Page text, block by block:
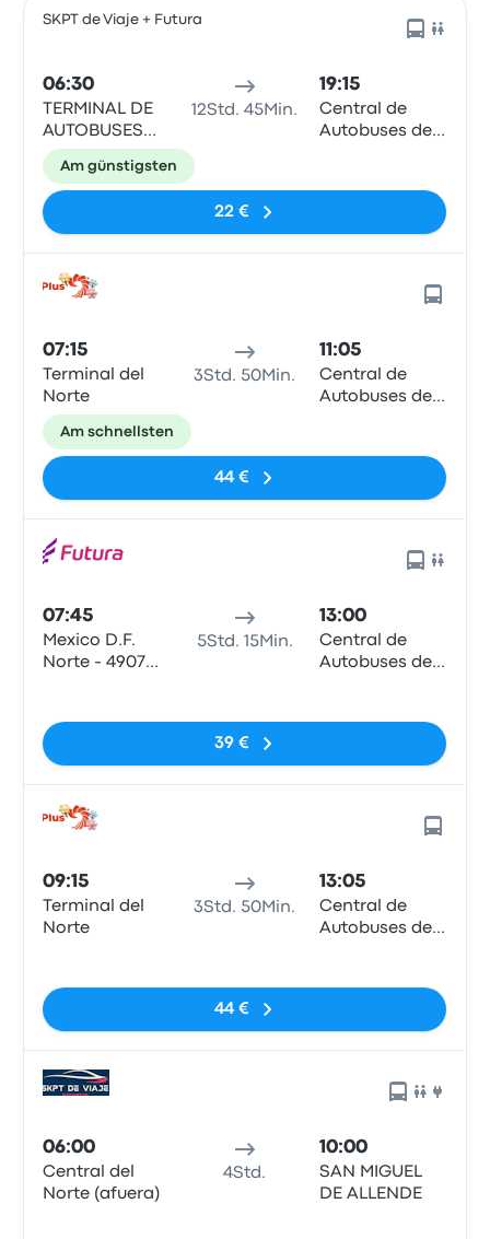
SKPT de Viaje + Futura
06:30
TERMINAL DE
AUTOBUSES
DEL NORTE
12Std. 45Min.
19:15
Central de
Autobuses de
Am günstigsten
22 €
07:15
Terminal del
Norte
3Std. 50Min.
11:05
Central de
Autobuses de
Am schnellsten
44 €
07:45
Mexico D.F.
Norte - 4907
Cardenas
5Std. 15Min.
13:00
Central de
Autobuses de
39 €
09:15
Terminal del
Norte
3Std. 50Min.
13:05
Central de
Autobuses de
44 €
06:00
Central del
Norte (afuera)
4Std.
10:00
SAN MIGUEL
DE ALLENDE